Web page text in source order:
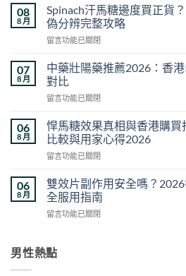
而
鋼
正
品
格
比
較
｜
香
港
貨
錢・
真
假
購
買
08
8 月
Spinach汗馬糖邊度買正貨
偽分辨完整攻略
在
汗
馬
糖
邊
買
正
貨？
2026
港
購
方
真
留言功能已關閉
07
8 月
中藥壯陽藥推薦2026：香
對比
在
藥
壯
陽
藥
薦
2026：
港
熱
留言功能已關閉
06
8 月
悍馬糖效果真相與香港購
比較與用家心得2026
在
馬
糖
效
果
與
留言功能已關閉
06
8 月
雙效片副作用安全嗎？
全服用指南
在
片
副
留言功能已關閉
男性熱點